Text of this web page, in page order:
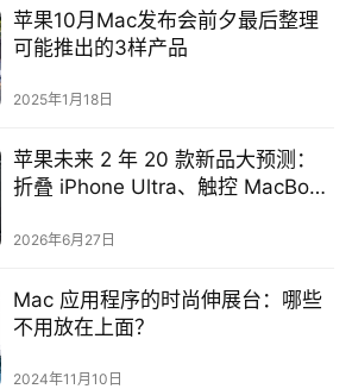
苹果10月Mac发布会前夕最后整理
可能推出的3样产品
2025年1月18日
苹果未来 2 年 20 款新品大预测：
折叠 iPhone Ultra、触控 MacBook
2026年6月27日
Mac 应用程序的时尚伸展台：哪些
不用放在上面？
2024年11月10日